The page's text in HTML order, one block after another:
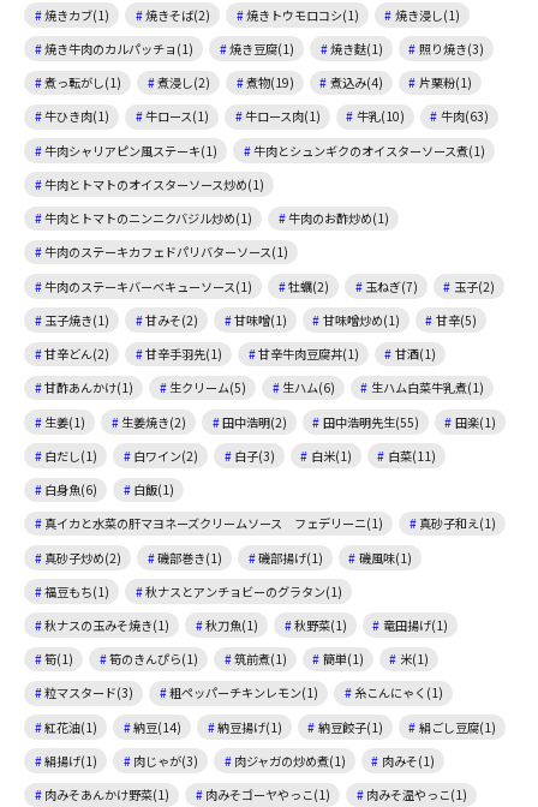
焼きカブ(1) 焼きそば(2) 焼きトウモロコシ(1)
焼き浸し(1)
焼き牛肉のカルパッチョ(1)
焼き豆腐(1) 焼き麩(1)
照り焼き(3)
煮っ転がし(1)
煮浸し(2) 煮物(19) 煮込み(4)
片栗粉(1)
牛ひき肉(1)
牛ロース(1) 牛ロース肉(1) 牛乳(10)
牛肉(63)
牛肉シャリアピン風ステーキ(1)
牛肉とシュンギクのオイスターソース煮(1)
牛肉とトマトのオイスターソース炒め(1)
牛肉とトマトのニンニクバジル炒め(1)
牛肉のお酢炒め(1)
牛肉のステーキカフェドパリバターソース(1)
牛肉のステーキバーベキューソース(1)
牡蠣(2) 玉ねぎ(7)
玉子(2)
玉子焼き(1)
甘みそ(2) 甘味噌(1) 甘味噌炒め(1)
甘辛(5)
甘辛どん(2)
甘辛手羽先(1) 甘辛牛肉豆腐丼(1)
甘酒(1)
甘酢あんかけ(1)
生クリーム(5) 生ハム(6)
生ハム白菜牛乳煮(1)
生姜(1)
生姜焼き(2) 田中浩明(2) 田中浩明先生(55)
田楽(1)
白だし(1)
白ワイン(2) 白子(3) 白米(1)
白菜(11)
白身魚(6)
白飯(1)
真イカと水菜の肝マヨネーズクリームソース フェデリーニ(1)
真砂子和え(1)
真砂子炒め(2)
磯部巻き(1) 磯部揚げ(1)
磯風味(1)
福豆もち(1)
秋ナスとアンチョビーのグラタン(1)
秋ナスの玉みそ焼き(1)
秋刀魚(1) 秋野菜(1)
竜田揚げ(1)
筍(1)
筍のきんぴら(1) 筑前煮(1) 簡単(1)
米(1)
粒マスタード(3)
粗ペッパーチキンレモン(1)
糸こんにゃく(1)
紅花油(1)
納豆(14) 納豆揚げ(1) 納豆餃子(1)
絹ごし豆腐(1)
絹揚げ(1)
肉じゃが(3) 肉ジャガの炒め煮(1)
肉みそ(1)
肉みそあんかけ野菜(1)
肉みそゴーヤやっこ(1)
肉みそ温やっこ(1)